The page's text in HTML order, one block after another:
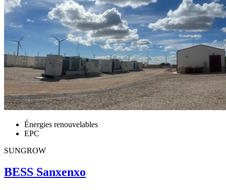
Énergies renouvelables
EPC
SUNGROW
BESS Sanxenxo